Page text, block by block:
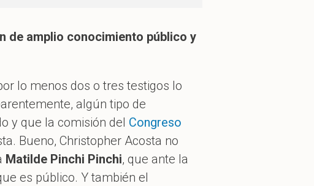
de amplio conocimiento público y
lo menos dos o tres testigos lo
algún tipo de
y que la comisión del Congreso
Bueno, Christopher Acosta no
Matilde Pinchi Pinchi, que ante la
es público. Y también el